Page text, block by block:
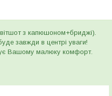
з капюшоном+бриджі).
завжди в центрі уваги!
Вашому малюку комфорт.